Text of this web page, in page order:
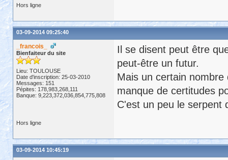
Hors ligne
03-09-2014 09:25:40
_francois_
Bienfaiteur du site
Lieu: TOULOUSE
Date d'inscription: 25-03-2010
Messages: 151
Pépites: 178,983,268,111
Banque: 9,223,372,036,854,775,808
Il se disent peut être
peut-être un futur.
Mais un certain
manque de certitudes
C'est un peu le serpent
Hors ligne
03-09-2014 10:45:19